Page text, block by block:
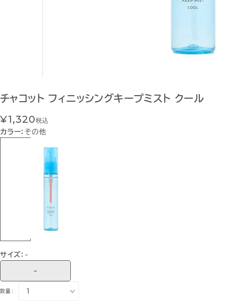
チャコット フィニッシングキープミスト クール
¥1,320税込
カラー：その他
サイズ： -
-
数量：